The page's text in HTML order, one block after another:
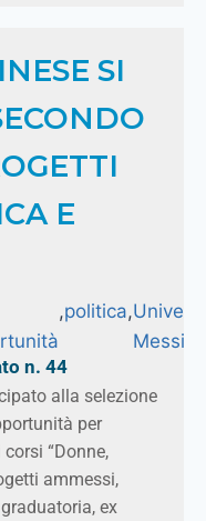
SI
E
,politica,
Messina
n. 44
alla selezione
per
“Donne,
ammessi,
ex